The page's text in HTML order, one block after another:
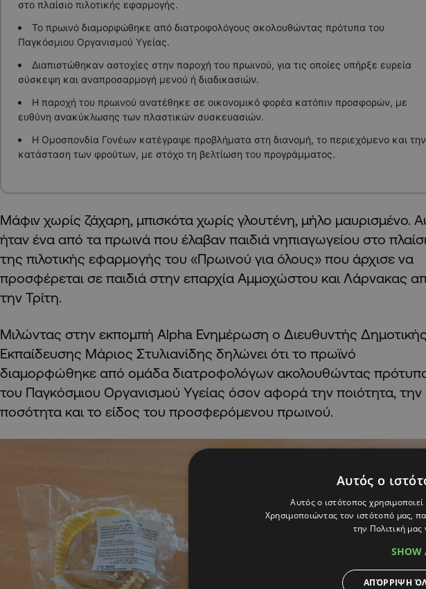
στο πλαίσιο πιλοτικής εφαρμογής.
Το πρωινό διαμορφώθηκε από διατροφολόγους ακολουθώντας πρότυπα του
Παγκόσμιου Οργανισμού Υγείας.
Διαπιστώθηκαν αστοχίες στην παροχή του πρωινού, για τις οποίες υπήρξε ευρεία
σύσκεψη και αναπροσαρμογή μενού ή διαδικασιών.
Η παροχή του πρωινού ανατέθηκε σε οικονομικό φορέα κατόπιν προσφορών, με
ευθύνη ανακύκλωσης των πλαστικών συσκευασιών.
Η Ομοσπονδία Γονέων κατέγραψε προβλήματα στη διανομή, το περιεχόμενο και την
κατάσταση των φρούτων, με στόχο τη βελτίωση του προγράμματος.
Μάφιν χωρίς ζάχαρη, μπισκότα χωρίς γλουτένη, μήλο μαυρισμένο.
ήταν ένα από τα πρωινά που έλαβαν παιδιά νηπιαγωγείου στο
της πιλοτικής εφαρμογής του «Πρωινού για όλους» που άρχισε να
προσφέρεται σε παιδιά στην επαρχία Αμμοχώστου και Λάρνακας
την Τρίτη.
Μιλώντας στην εκπομπή Alpha Ενημέρωση ο Διευθυντής Δημοτικής
Εκπαίδευσης Μάριος Στυλιανίδης δηλώνει ότι το πρωϊνό
διαμορφώθηκε από ομάδα διατροφολόγων ακολουθώντας
του Παγκόσμιου Οργανισμού Υγείας όσον αφορά την ποιότητα, την
ποσότητα και το είδος του προσφερόμενου πρωινού.
Αυτός ο
Αυτός ο ιστότοπος
Χρησιμοποιώντας τον ιστότοπό μας,
την Πολιτική
SHOW
ΑΠΌΡΡΙΨΗ